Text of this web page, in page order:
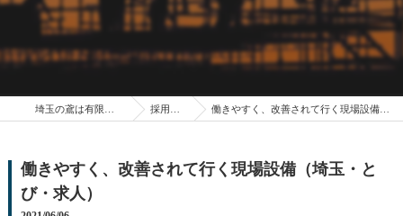
採用ブログ 働きやすく、改善されて行く現場設備（埼玉・とび・求人）
働きやすく、改善されて行く現場設備（埼玉・と
び・求人）